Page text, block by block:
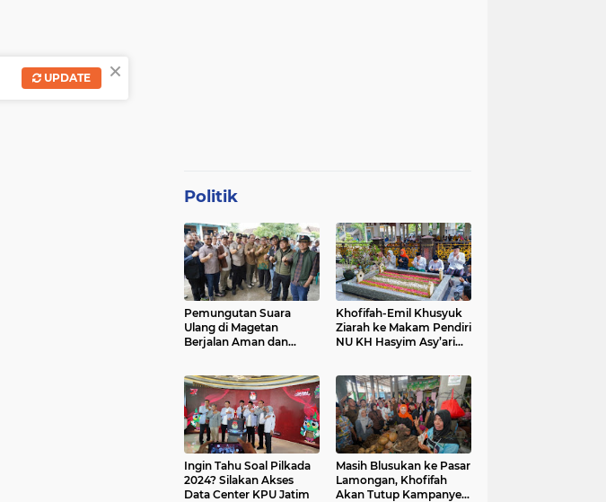
Politik
Pemungutan Suara
Ulang di Magetan
Berjalan Aman dan
Khofifah-Emil Khusyuk
Ziarah ke Makam Pendiri
NU KH Hasyim Asy’ari
Ingin Tahu Soal Pilkada
2024? Silakan Akses
Data Center KPU Jatim
Masih Blusukan ke Pasar
Lamongan, Khofifah
Akan Tutup Kampanye
×
UPDATE